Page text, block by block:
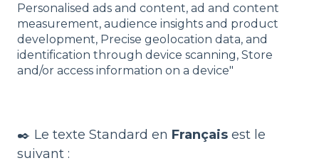
Personalised ads and content, ad and content
measurement, audience insights and product
development, Precise geolocation data, and
identification through device scanning, Store
and/or access information on a device"
✒️ Le texte Standard en Français est le
suivant :